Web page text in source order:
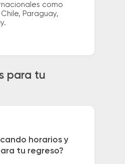
como
Paraguay,
para tu
horarios y
tu regreso?